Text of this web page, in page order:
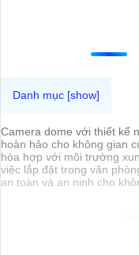
Camera dome với thiết kế
hoàn hảo cho không gian
hòa hợp với môi trường
việc lắp đặt trong văn
an toàn và an ninh cho